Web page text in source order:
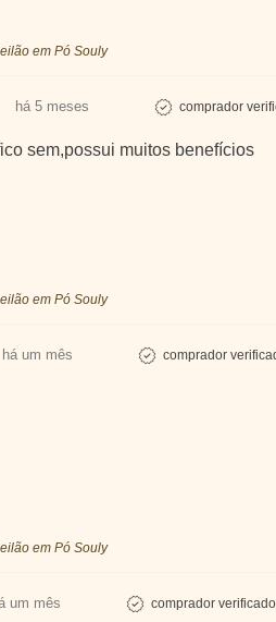
em Pó Souly
há 5 meses comprador
sem,possui muitos benefícios
em Pó Souly
há um mês comprador
em Pó Souly
um mês comprador verificado